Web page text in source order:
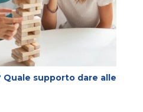
supporto dare alle